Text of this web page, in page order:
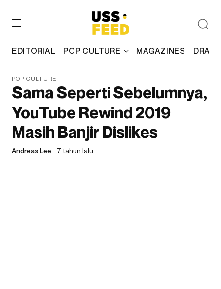
EDITORIAL POP CULTURE MAGAZINES
POP CULTURE
Sama Seperti Sebelumnya,
YouTube Rewind 2019
Masih Banjir Dislikes
Andreas Lee 7 tahun lalu